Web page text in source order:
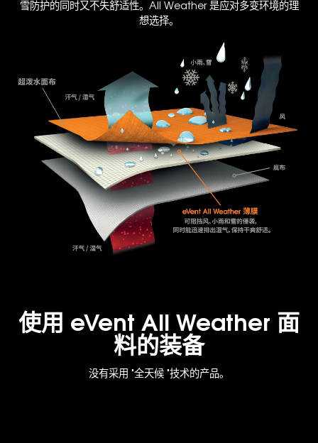
雪防护的同时又不失舒适性。All Weather 是应对多变环境的理
想选择。
使用 eVent All Weather 面
料的装备
没有采用 "全天候 "技术的产品。